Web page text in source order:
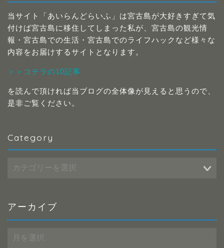
当サイト「あいらんどらいふ」は宮古島が大好きすぎて気
付けば宮古島に移住してしまった私が、宮古島の観光情
報・宮古島での生活・宮古島でのライフハックなど様々な
内容をお届けするサイトとなります。
＞＞コチラの10記事
を読んで頂ければ当ブログの全体像が見えると思うので、
是非ご覧ください。
Category
アーカイブ
ー